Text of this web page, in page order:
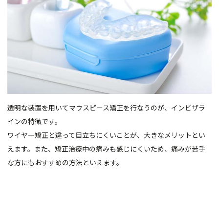
透明な装置を用いてマウスピース矯正を行なうのが、インビザラ
インの特徴です。
ワイヤー矯正と違って目立ちにくいことが、大きなメリットとい
えます。また、矯正治療中の痛みも感じにくいため、痛みが苦手
な方にもおすすめの方法といえます。